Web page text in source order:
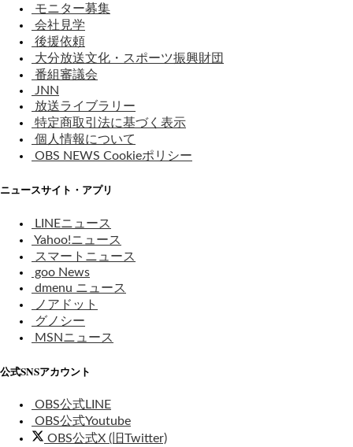
モニター募集
会社見学
後援依頼
大分放送文化・スポーツ振興財団
番組審議会
JNN
放送ライブラリー
特定商取引法に基づく表示
個人情報について
OBS NEWS Cookieポリシー
ニュースサイト・アプリ
LINEニュース
Yahoo!ニュース
スマートニュース
goo News
dmenu ニュース
ノアドット
グノシー
MSNニュース
公式SNSアカウント
OBS公式LINE
OBS公式Youtube
OBS公式X (旧Twitter)